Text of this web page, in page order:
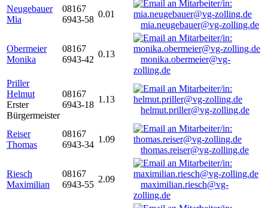
Neugebauer
Mia
08167
6943-58
0.01
mia.neugebauer@vg-zolling.de
Obermeier
Monika
08167
6943-42
0.13
monika.obermeier@vg-
zolling.de
Priller
Helmut
Erster
Bürgermeister
08167
6943-18
1.13
helmut.priller@vg-zolling.de
Reiser
Thomas
08167
6943-34
1.09
thomas.reiser@vg-zolling.de
Riesch
Maximilian
08167
6943-55
2.09
maximilian.riesch@vg-
zolling.de